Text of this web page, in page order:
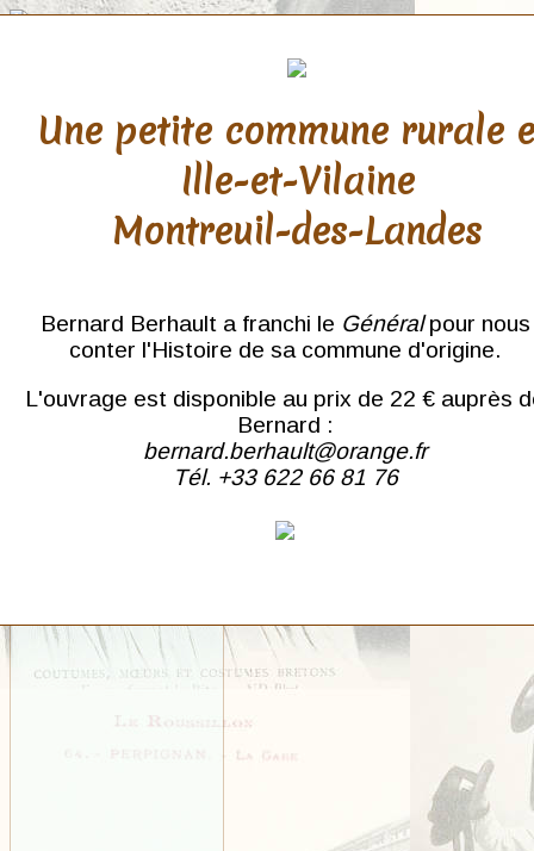
THÈMES
Chansons
Châteaux Bretons
Coiffes
Une petite commune rurale
Ille-et-Vilaine
Montreuil-des-Landes
Bernard Berhault a franchi le Généralpour nous
conter l'Histoire de sa commune d'origine.
L'ouvrage est disponible au prix de 22 € auprès
Bernard :
bernard.berhault@orange.fr
Tél. +33 622 66 81 76